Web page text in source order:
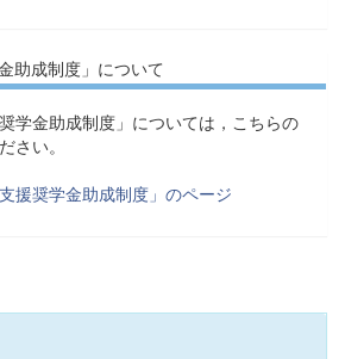
助成制度」について
学金助成制度」については，こちらの
さい。
援奨学金助成制度」のページ